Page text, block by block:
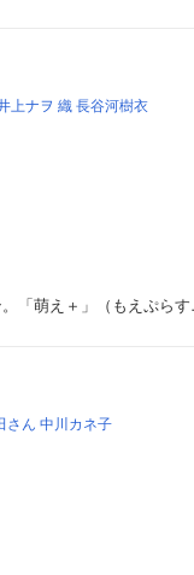
上ナヲ 織 長谷河樹衣
「萌え＋」（もえぷら
さん 中川カネ子